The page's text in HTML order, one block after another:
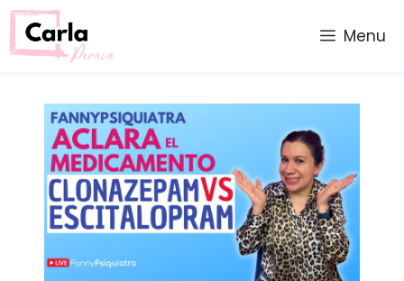
Saltar
al
contenido
Menu